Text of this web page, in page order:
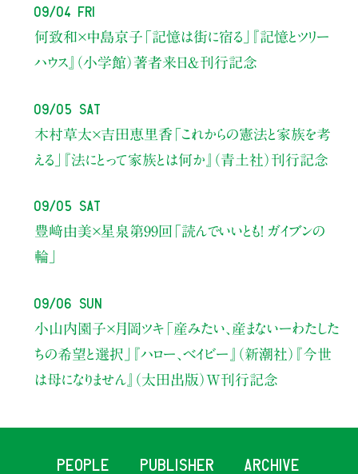
09/04 Fri
何致和×中島京子 「記憶は街に宿る」
『記憶とツリー
ハウス』（小学館）著者来日＆刊行記念
09/05 Sat
木村草太×吉田恵里香 「これからの憲法と家族を考
える」
『法にとって家族とは何か』（青土社）刊行記念
09/05 Sat
豊﨑由美×星泉 第99回「読んでいいとも！ ガイブンの
輪」
09/06 Sun
小山内園子×月岡ツキ 「産みたい、産まないーわたした
ちの希望と選択」
『ハロー、ベイビー』（新潮社） 『今世
は母になりません』（太田出版）W刊行記念
PEOPLE PUBLISHER ARCHIVE